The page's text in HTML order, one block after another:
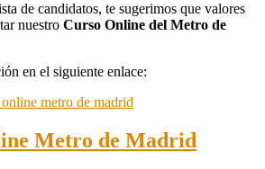
de candidatos, te sugerimos que valores
nuestro Curso Online del Metro de
en el siguiente enlace:
Metro de Madrid